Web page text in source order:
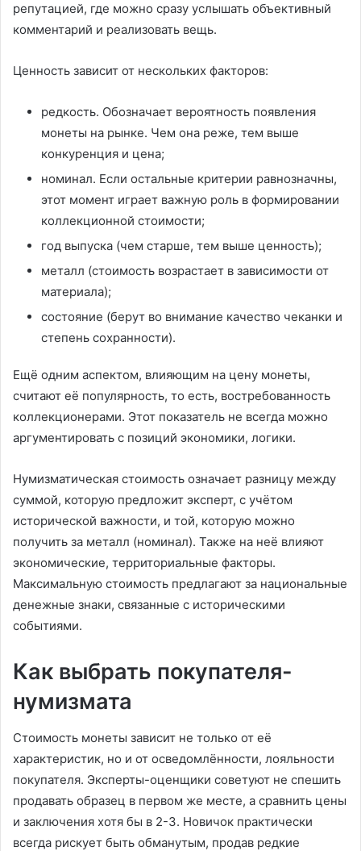
репутацией, где можно сразу услышать объективный
комментарий и реализовать вещь.
Ценность зависит от нескольких факторов:
редкость. Обозначает вероятность появления
монеты на рынке. Чем она реже, тем выше
конкуренция и цена;
номинал. Если остальные критерии равнозначны,
этот момент играет важную роль в формировании
коллекционной стоимости;
год выпуска (чем старше, тем выше ценность);
металл (стоимость возрастает в зависимости от
материала);
состояние (берут во внимание качество чеканки и
степень сохранности).
Ещё одним аспектом, влияющим на цену монеты,
считают её популярность, то есть, востребованность
коллекционерами. Этот показатель не всегда можно
аргументировать с позиций экономики, логики.
Нумизматическая стоимость означает разницу между
суммой, которую предложит эксперт, с учётом
исторической важности, и той, которую можно
получить за металл (номинал). Также на неё влияют
экономические, территориальные факторы.
Максимальную стоимость предлагают за национальные
денежные знаки, связанные с историческими
событиями.
Как выбрать покупателя-
нумизмата
Стоимость монеты зависит не только от её
характеристик, но и от осведомлённости, лояльности
покупателя. Эксперты-оценщики советуют не спешить
продавать образец в первом же месте, а сравнить цены
и заключения хотя бы в 2-3. Новичок практически
всегда рискует быть обманутым, продав редкие